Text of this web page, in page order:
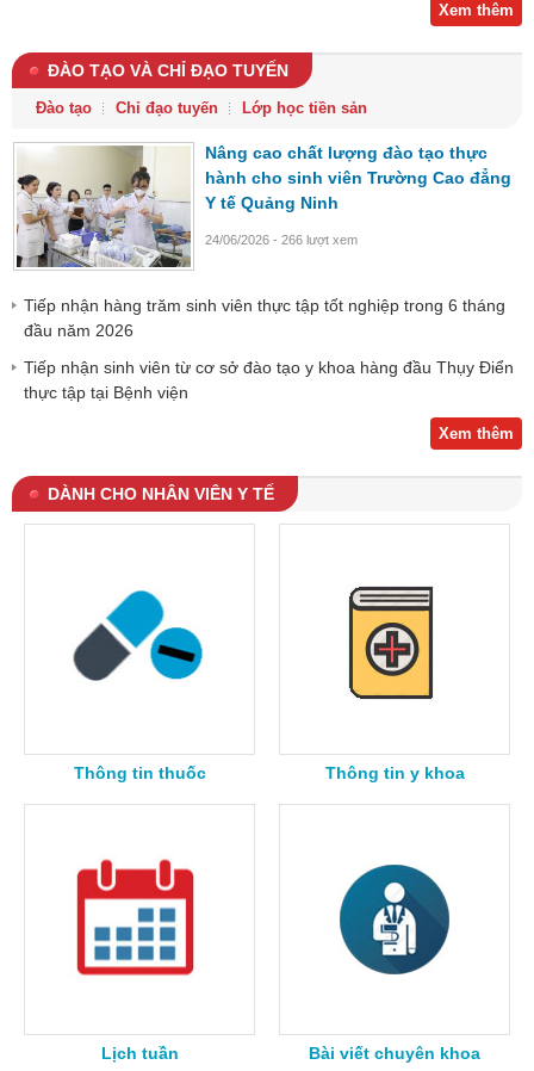
Xem thêm
ĐÀO TẠO VÀ CHỈ ĐẠO TUYẾN
Đào tạo Chỉ đạo tuyến Lớp học tiền sản
Nâng cao chất lượng đào tạo thực
hành cho sinh viên Trường Cao đẳng
Y tế Quảng Ninh
24/06/2026 - 266 lượt xem
Tiếp nhận hàng trăm sinh viên thực tập tốt nghiệp trong 6 tháng
đầu năm 2026
Tiếp nhận sinh viên từ cơ sở đào tạo y khoa hàng đầu Thụy Điển
thực tập tại Bệnh viện
Xem thêm
DÀNH CHO NHÂN VIÊN Y TẾ
Thông tin thuốc Thông tin y khoa
Lịch tuần Bài viết chuyên khoa